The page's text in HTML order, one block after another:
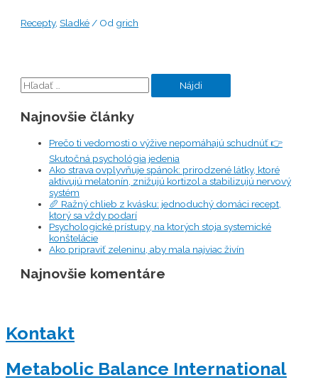
Recepty,Sladké/ Od grich
Hľadať:
Najnovšie články
Prečo ti vedomosti o výžive nepomáhajú schudnúť 👉
Skutočná psychológia jedenia
Ako strava ovplyvňuje spánok: prirodzené látky, ktoré
aktivujú melatonín, znižujú kortizol a stabilizujú nervový
systém
🥖 Ražný chlieb z kvásku: jednoduchý domáci recept,
ktorý sa vždy podarí
Psychologické prístupy, na ktorých stoja systemické
konštelácie
Ako pripraviť zeleninu, aby mala najviac živín
Najnovšie komentáre
Kontakt
Metabolic Balance International